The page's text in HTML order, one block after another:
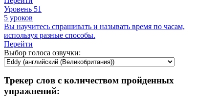
Уровень 51
5 уроков
Вы научитесь спрашивать и называть время по часам,
используя разные способы.
Перейти
Выбор голоса озвучки:
Трекер слов с количеством пройденных
упражнений: